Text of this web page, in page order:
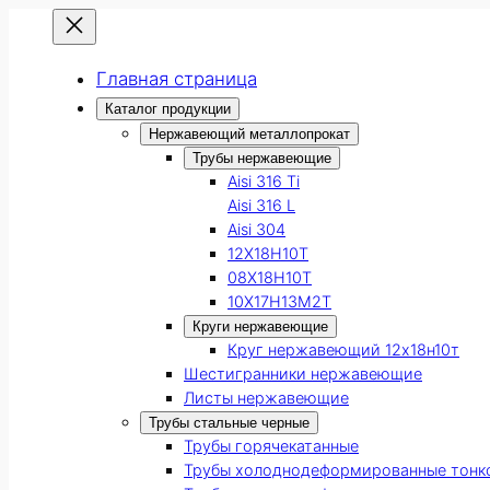
Главная страница
Каталог продукции
Нержавеющий металлопрокат
Трубы нержавеющие
Aisi 316 Ti
Aisi 316 L
Aisi 304
12Х18Н10Т
08Х18Н10Т
10Х17Н13М2Т
Круги нержавеющие
Круг нержавеющий 12х18н10т
Шестигранники нержавеющие
Листы нержавеющие
Трубы стальные черные
Трубы горячекатанные
Трубы холоднодеформированные